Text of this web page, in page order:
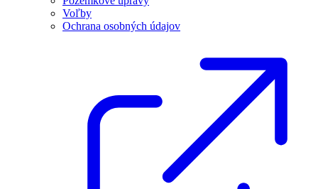
Voľby
Ochrana osobných údajov